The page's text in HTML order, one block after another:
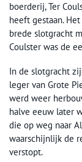
boerderij, Ter
heeft gestaan.
brede slotgracht
Coulster was de
In de slotgracht
leger van Grote
werd weer
halve eeuw later
die op weg naar
waarschijnlijk de
verstopt.